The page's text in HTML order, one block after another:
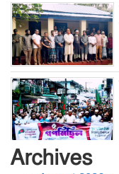
Archives